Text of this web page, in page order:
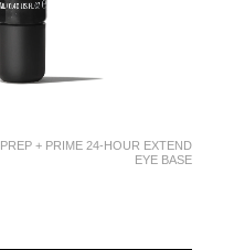
PREP + PRIME 24-HOUR EXTEND
EYE BASE